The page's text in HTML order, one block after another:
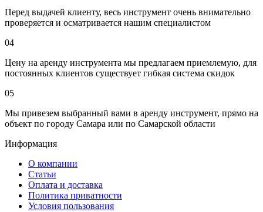
Перед выдачей клиенту, весь инструмент очень внимательно
проверяется и осматривается нашим специалистом
04
Цену на аренду инструмента мы предлагаем приемлемую, для
постоянных клиентов существует гибкая система скидок
05
Мы привезем выбранный вами в аренду инструмент, прямо на
объект по городу Самара или по Самарской области
Информация
О компании
Статьи
Оплата и доставка
Политика приватности
Условия пользования